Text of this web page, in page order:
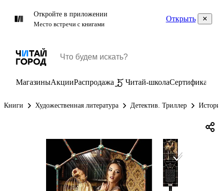
Откройте в приложении
Место встречи с книгами
Открыть
МагазиныАкцииРаспродажа Читай-школаСертификаты
Книги Художественная литература Детектив. Триллер